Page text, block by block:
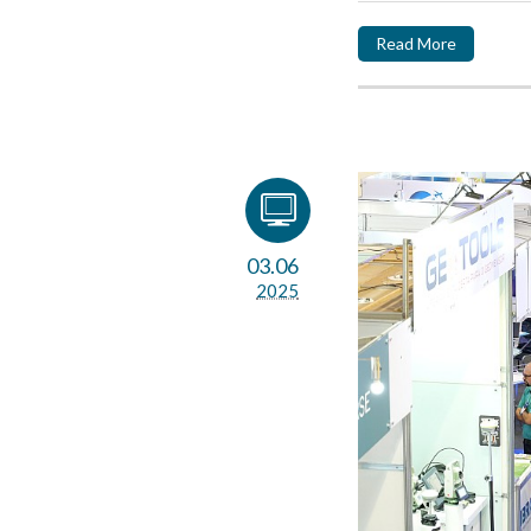
Read More
03.06
2025